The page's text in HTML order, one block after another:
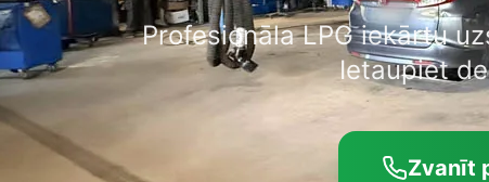
Profesionāla LPG iekārtu
Ietaupiet
Zvanīt